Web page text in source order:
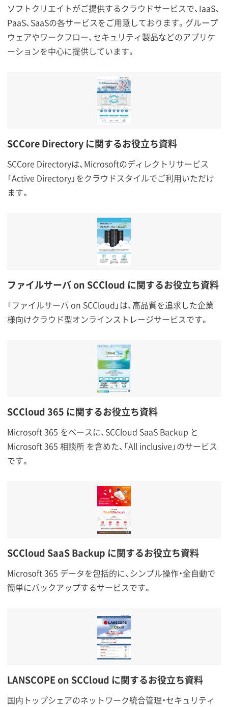
ソフトクリエイトがご提供するクラウドサービスで、IaaS、
PaaS、SaaSの各サービスをご用意しております。グループ
ウェアやワークフロー、セキュリティ製品などのアプリケ
ーションを中心に提供しています。
SCCore Directory に関するお役立ち資料
SCCore Directoryは、Microsoftのディレクトリサービス
「Active Directory」をクラウドスタイルでご利用いただけ
ます。
ファイルサーバ on SCCloud に関するお役立ち資料
「ファイルサーバ on SCCloud」は、高品質を追求した企業
様向けクラウド型オンラインストレージサービスです。
SCCloud 365 に関するお役立ち資料
Microsoft 365 をベースに、SCCloud SaaS Backup と
Microsoft 365 相談所 を含めた、「All inclusive」のサービス
です。
SCCloud SaaS Backup に関するお役立ち資料
Microsoft 365 データを包括的に、シンプル操作・全自動で
簡単にバックアップするサービスです。
LANSCOPE on SCCloud に関するお役立ち資料
国内トップシェアのネットワーク統合管理・セキュリティ